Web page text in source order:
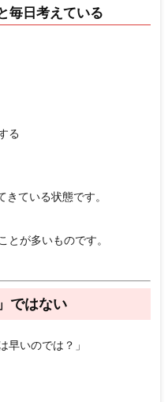
毎日考えている
る
きている状態です。
とが多いものです。
ではない
早いのでは？」